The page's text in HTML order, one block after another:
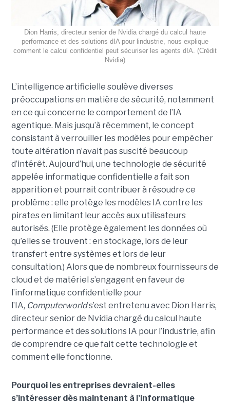
Dion Harris, directeur senior de Nvidia chargé du calcul haute
performance et des solutions dIA pour lindustrie, nous explique
comment le calcul confidentiel peut sécuriser les agents dIA. (Crédit
Nvidia)
L’intelligence artificielle soulève diverses
préoccupations en matière de sécurité, notamment
en ce qui concerne le comportement de l’ IA
agentique. Mais jusqu’à récemment, le concept
consistant à verrouiller les modèles pour empêcher
toute altération n’avait pas suscité beaucoup
d’intérêt. Aujourd’hui, une technologie de sécurité
appelée informatique confidentielle a fait son
apparition et pourrait contribuer à résoudre ce
problème : elle protège les modèles IA contre les
pirates en limitant leur accès aux utilisateurs
autorisés. (Elle protège également les données où
qu’elles se trouvent : en stockage, lors de leur
transfert entre systèmes et lors de leur
consultation.) Alors que de nombreux fournisseurs de
cloud et de matériel s’engagent en faveur de
l’informatique confidentielle pour
l’IA, Computerworlds’est entretenu avec Dion Harris,
directeur senior de Nvidia chargé du calcul haute
performance et des solutions IA pour l’industrie, afin
de comprendre ce que fait cette technologie et
comment elle fonctionne.
Pourquoi les entreprises devraient-elles
s’intéresser dès maintenant à l’informatique